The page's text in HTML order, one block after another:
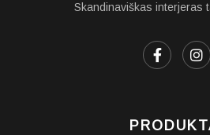
Skandinaviškas interjeras